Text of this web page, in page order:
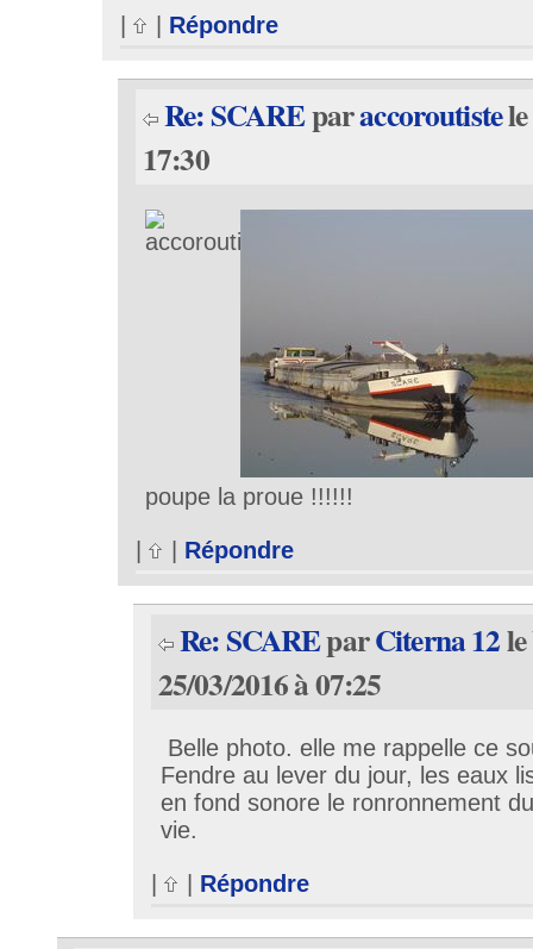
| Répondre
Re: SCAREparaccoroutistele
17:30
poupe la proue !!!!!!
Répondre
Re: SCAREparCiterna 12
25/03/2016 à 07:25
Belle photo. elle me rappelle ce
Fendre au lever du jour, les eaux
en fond sonore le ronronnement
vie.
| | Répondre